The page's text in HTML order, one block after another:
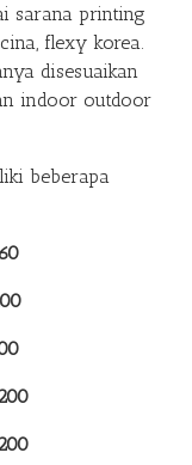
sarana printing
flexy korea.
disesuaikan
indoor outdoor
beberapa